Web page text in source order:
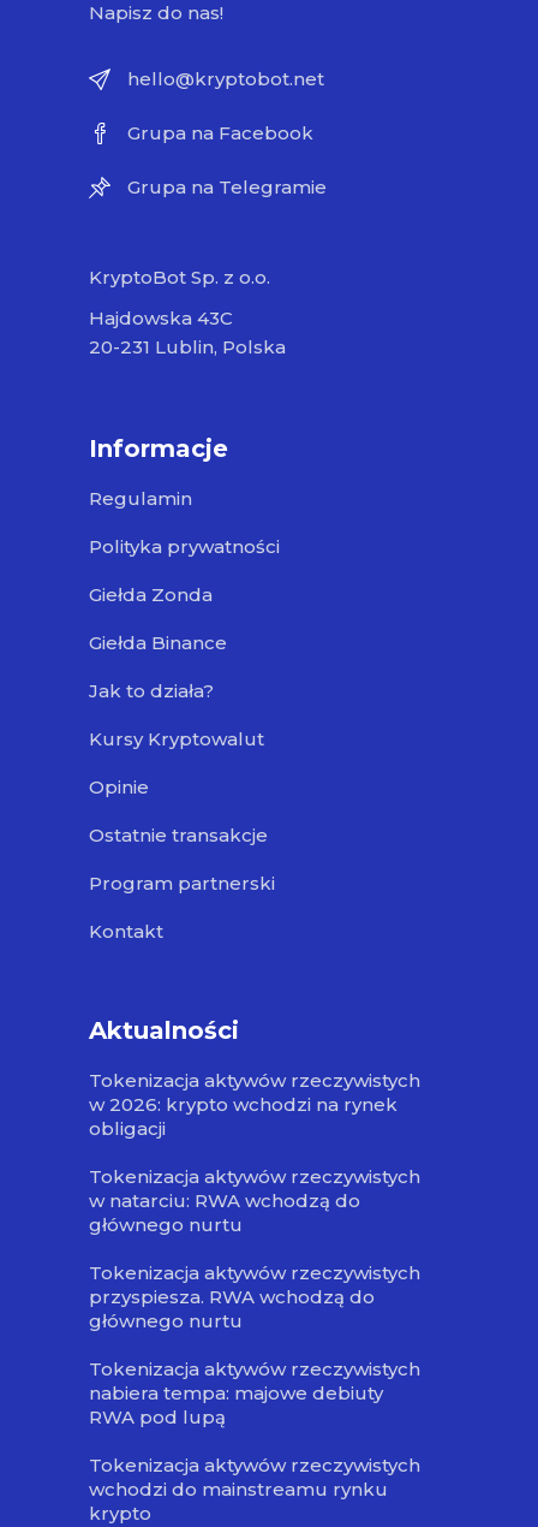
Napisz do nas!
hello@kryptobot.net
Grupa na Facebook
Grupa na Telegramie
KryptoBot Sp. z o.o.
Hajdowska 43C
20-231 Lublin, Polska
Informacje
Regulamin
Polityka prywatności
Giełda Zonda
Giełda Binance
Jak to działa?
Kursy Kryptowalut
Opinie
Ostatnie transakcje
Program partnerski
Kontakt
Aktualności
Tokenizacja aktywów rzeczywistych
w 2026: krypto wchodzi na rynek
obligacji
Tokenizacja aktywów rzeczywistych
w natarciu: RWA wchodzą do
głównego nurtu
Tokenizacja aktywów rzeczywistych
przyspiesza. RWA wchodzą do
głównego nurtu
Tokenizacja aktywów rzeczywistych
nabiera tempa: majowe debiuty
RWA pod lupą
Tokenizacja aktywów rzeczywistych
wchodzi do mainstreamu rynku
krypto